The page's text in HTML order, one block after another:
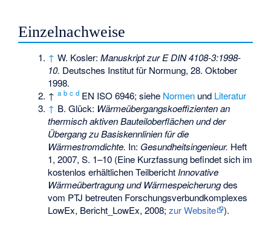
Einzelnachweise
↑ W. Kosler:Manuskript zur E DIN 4108-3:1998-
10. Deutsches Institut für Normung, 28. Oktober
1998.
↑a b c d EN ISO 6946; siehe Normen und Literatur
↑ B. Glück: Wärmeübergangskoeffizienten an
thermisch aktiven Bauteiloberflächen und der
Übergang zu Basiskennlinien für die
Wärmestromdichte. In: Gesundheitsingenieur. Heft
1, 2007, S. 1–10 (Eine Kurzfassung befindet sich im
kostenlos erhältlichen Teilbericht Innovative
Wärmeübertragung und Wärmespeicherungdes
vom PTJ betreuten Forschungsverbundkomplexes
LowEx, Bericht_LowEx, 2008;zur Website ).